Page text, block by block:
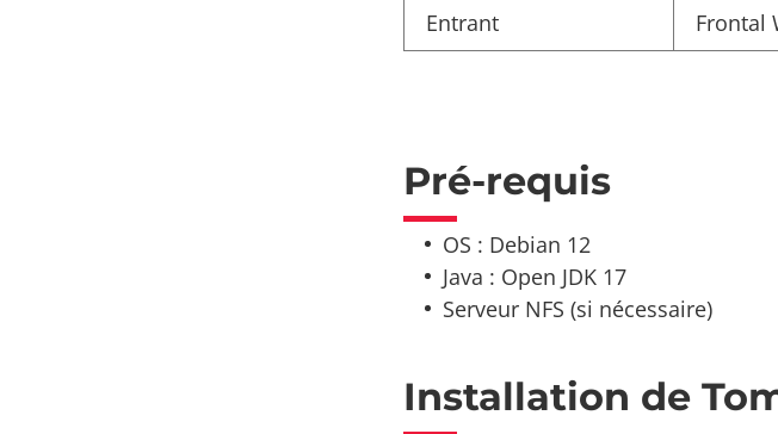
Entrant
Frontal
Pré-requis
OS : Debian 12
Java : Open JDK 17
Serveur NFS (si nécessaire)
Installation de